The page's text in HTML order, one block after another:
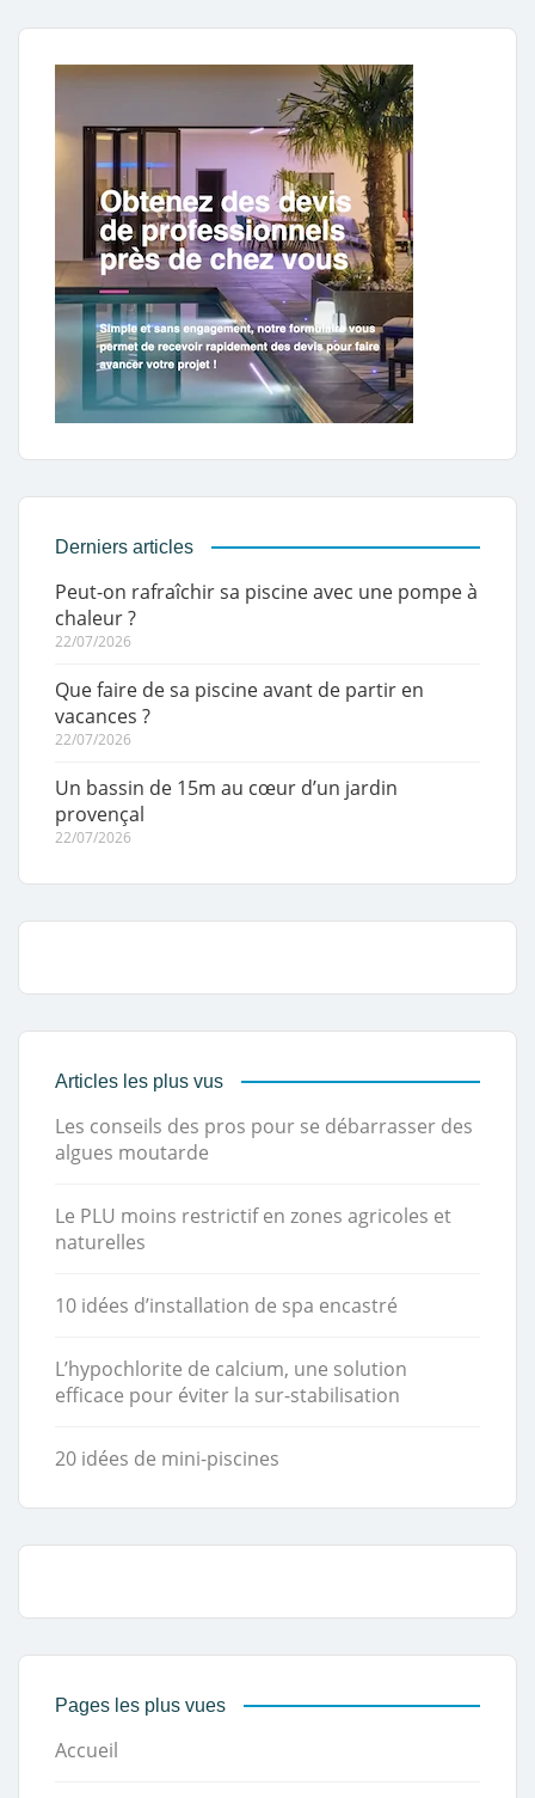
Derniers articles
Peut-on rafraîchir sa piscine avec une pompe à
chaleur ?
22/07/2026
Que faire de sa piscine avant de partir en
vacances ?
22/07/2026
Un bassin de 15m au cœur d’un jardin
provençal
22/07/2026
Articles les plus vus
Les conseils des pros pour se débarrasser des
algues moutarde
Le PLU moins restrictif en zones agricoles et
naturelles
10 idées d’installation de spa encastré
L’hypochlorite de calcium, une solution
efficace pour éviter la sur-stabilisation
20 idées de mini-piscines
Pages les plus vues
Accueil